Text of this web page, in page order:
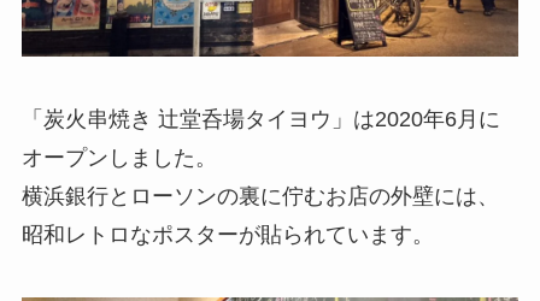
「炭火串焼き 辻堂呑場タイヨウ」は2020年6月に
オープンしました。
横浜銀行とローソンの裏に佇むお店の外壁には、
昭和レトロなポスターが貼られています。